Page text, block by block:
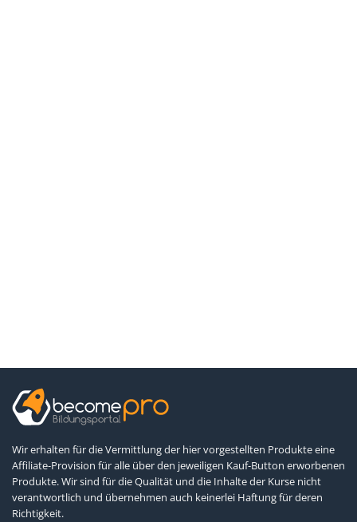
Wir erhalten für die Vermittlung der hier vorgestellten Produkte eine
Affiliate-Provision für alle über den jeweiligen Kauf-Button erworbenen
Produkte. Wir sind für die Qualität und die Inhalte der Kurse nicht
verantwortlich und übernehmen auch keinerlei Haftung für deren
Richtigkeit.